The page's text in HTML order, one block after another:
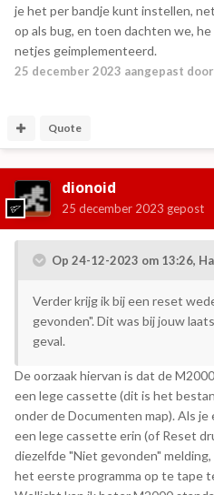
je het per bandje kunt instellen,
op als bug, en toen dachten we,
netjes geimplementeerd.
25 december 2023 aangepast
Quote
dionoid
25 december 2023 gepost
Op 24-12-2023 om 13:26,
Verder krijg ik bij een reset
gevonden". Dit was bij jouw
geval.
De oorzaak hiervan is dat de
een lege cassette (dit is het
onder de Documenten map). Als
een lege cassette erin (of Reset
diezelfde "Niet gevonden"
het eerste programma op te tape